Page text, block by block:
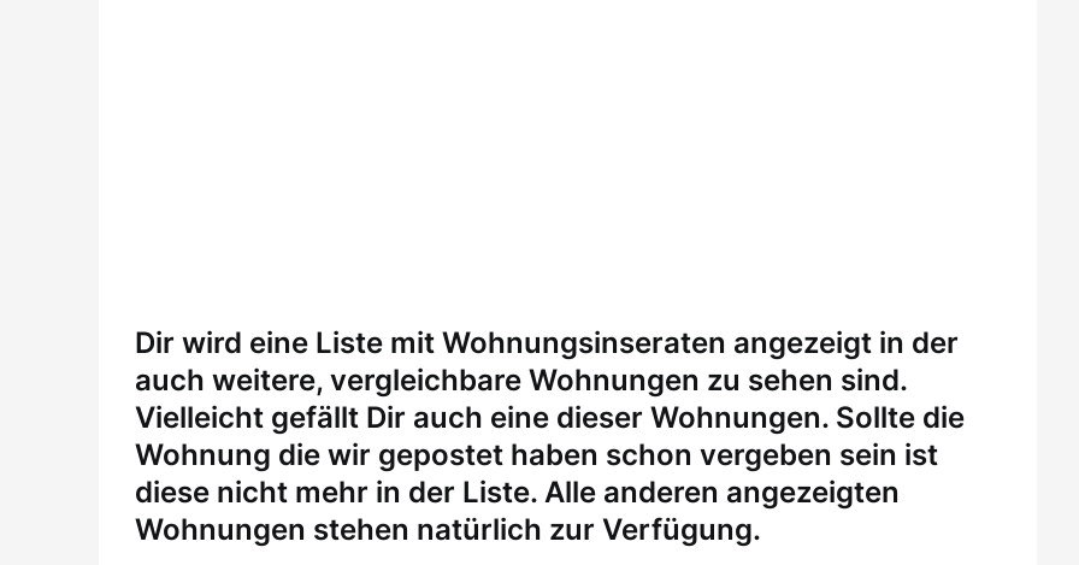
Dir wird eine Liste mit Wohnungsinseraten angezeigt in der
auch weitere, vergleichbare Wohnungen zu sehen sind.
Vielleicht gefällt Dir auch eine dieser Wohnungen. Sollte die
Wohnung die wir gepostet haben schon vergeben sein ist
diese nicht mehr in der Liste. Alle anderen angezeigten
Wohnungen stehen natürlich zur Verfügung.